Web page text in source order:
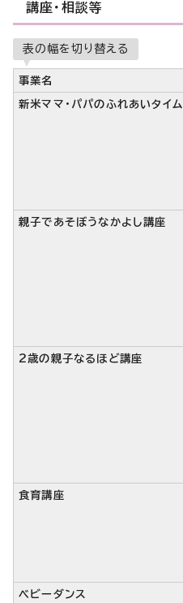
講座・相談等
表の幅を切り替える
事業名
新米ママ・パパのふれあいタイム
親子であそぼうなかよし講座
2歳の親子なるほど講座
食育講座
ベビーダンス